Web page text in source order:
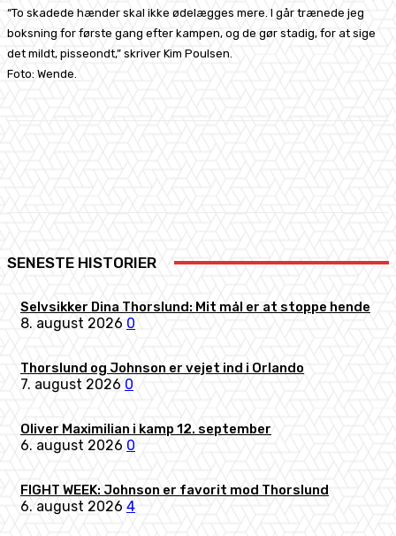
“To skadede hænder skal ikke ødelægges mere. I går trænede jeg
boksning for første gang efter kampen, og de gør stadig, for at sige
det mildt, pisseondt,” skriver Kim Poulsen.
Foto: Wende.
SENESTE HISTORIER
Selvsikker Dina Thorslund: Mit mål er at stoppe hende
8. august 2026 0
Thorslund og Johnson er vejet ind i Orlando
7. august 2026 0
Oliver Maximilian i kamp 12. september
6. august 2026 0
FIGHT WEEK: Johnson er favorit mod Thorslund
6. august 2026 4